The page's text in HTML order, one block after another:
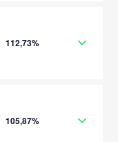
112,73%
105,87%